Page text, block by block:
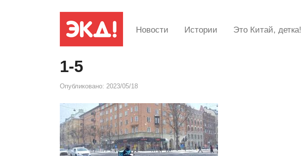
Новости Истории Это Китай, детка!
1-5
Опубликовано: 2023/05/18